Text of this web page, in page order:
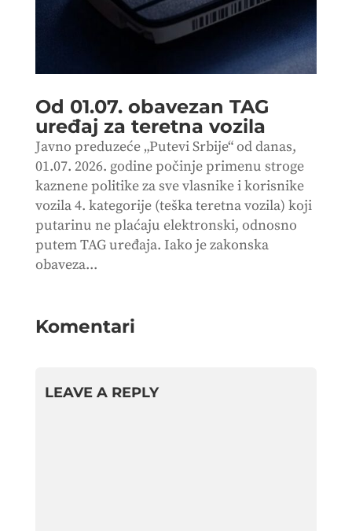
Od 01.07. obavezan TAG
uređaj za teretna vozila
Javno preduzeće „Putevi Srbije“ od danas,
01.07. 2026. godine počinje primenu stroge
kaznene politike za sve vlasnike i korisnike
vozila 4. kategorije (teška teretna vozila) koji
putarinu ne plaćaju elektronski, odnosno
putem TAG uređaja. Iako je zakonska
obaveza...
Komentari
LEAVE A REPLY